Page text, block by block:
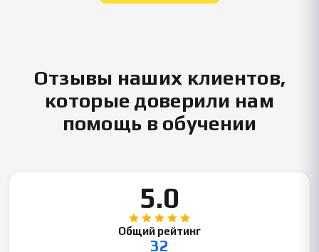
Отзывы наших клиентов,
которые доверили нам
помощь в обучении
5.0
Общий рейтинг
32